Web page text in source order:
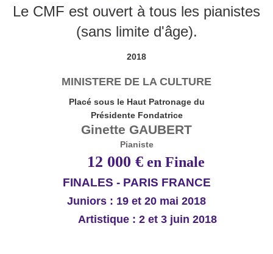
Le CMF est ouvert à tous les pianistes
(sans limite d'âge).
2018
MINISTERE DE LA CULTURE
Placé sous le Haut Patronage du
Présidente Fondatrice
Ginette GAUBERT
Pianiste
12 000 € en Finale
FINALES - PARIS FRANCE
Juniors : 19 et 20 mai 2018
Artistique : 2 et 3 juin 2018